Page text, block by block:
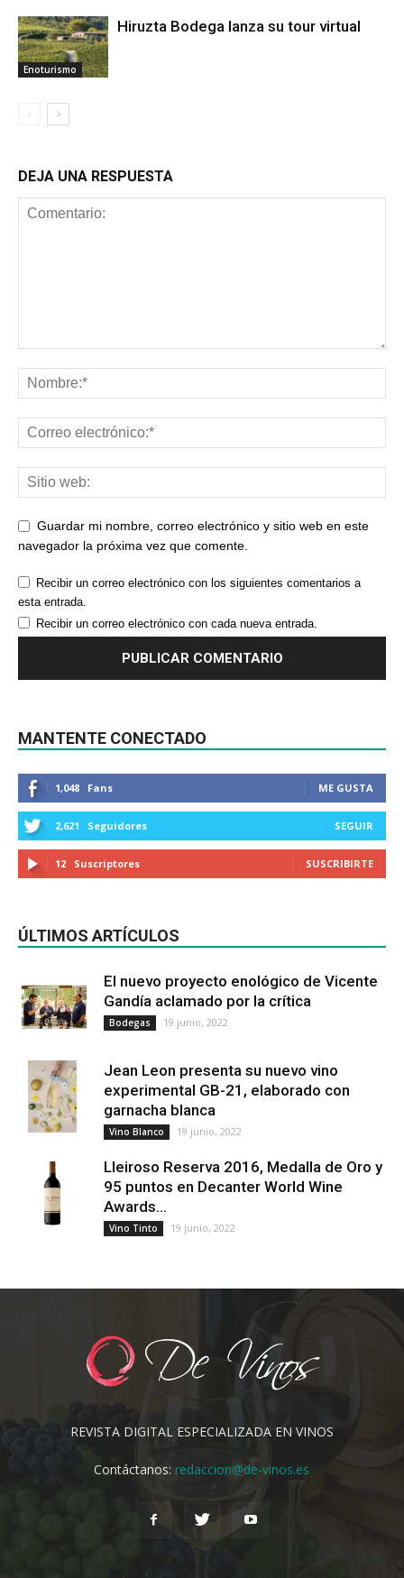
Enoturismo
Hiruzta Bodega lanza su tour virtual
DEJA UNA RESPUESTA
Guardar mi nombre, correo electrónico y sitio web en este
navegador la próxima vez que comente.
Recibir un correo electrónico con los siguientes comentarios a
esta entrada.
Recibir un correo electrónico con cada nueva entrada.
MANTENTE CONECTADO
1,048 Fans ME GUSTA
2,621 Seguidores SEGUIR
12 Suscriptores SUSCRIBIRTE
ÚLTIMOS ARTÍCULOS
El nuevo proyecto enológico de Vicente
Gandía aclamado por la crítica
Bodegas 19 junio, 2022
Jean Leon presenta su nuevo vino
experimental GB-21, elaborado con
garnacha blanca
Vino Blanco 19 junio, 2022
Lleiroso Reserva 2016, Medalla de Oro y
95 puntos en Decanter World Wine
Awards...
Vino Tinto 19 junio, 2022
REVISTA DIGITAL ESPECIALIZADA EN VINOS
Contáctanos:redaccion@de-vinos.es